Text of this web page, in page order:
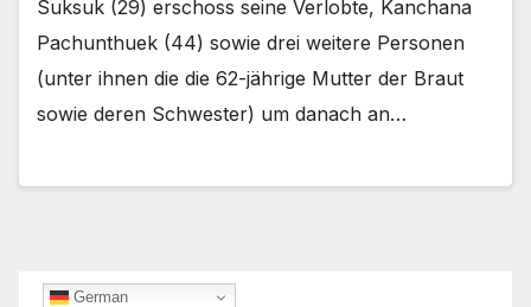
Suksuk (29) erschoss seine Verlobte, Kanchana
Pachunthuek (44) sowie drei weitere Personen
(unter ihnen die die 62-jährige Mutter der Braut
sowie deren Schwester) um danach an…
German